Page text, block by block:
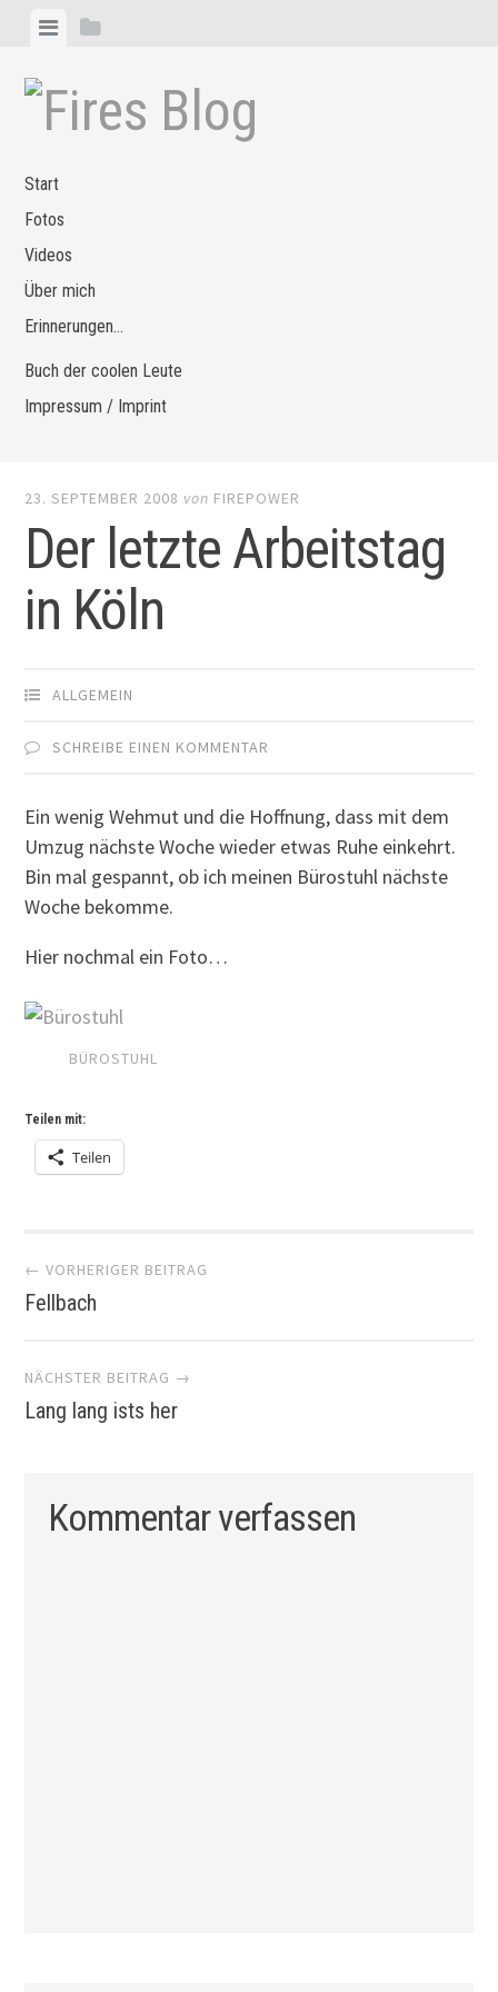
Zum
springen
MenüSeitenleiste
Start
Fotos
Videos
Über mich
Erinnerungen…
Buch der coolen Leute
Impressum / Imprint
23. SEPTEMBER 2008 von FIREPOWER
Der letzte Arbeitstag
in Köln
ALLGEMEIN
SCHREIBE EINEN KOMMENTAR
Ein wenig Wehmut und die Hoffnung, dass mit dem
Umzug nächste Woche wieder etwas Ruhe einkehrt.
Bin mal gespannt, ob ich meinen Bürostuhl nächste
Woche bekomme.
Hier nochmal ein Foto…
BÜROSTUHL
Teilen mit:
Teilen
Artikel-
Navigation
← VORHERIGER BEITRAG
Fellbach
NÄCHSTER BEITRAG →
Lang lang ists her
Kommentar verfassen